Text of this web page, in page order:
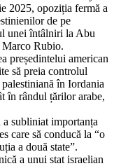
2025, opoziția fermă a
de pe
unei întâlniri la Abu
Marco Rubio.
președintelui american
să preia controlul
în Iordania
în rândul țărilor arabe,
subliniat importanța
care să conducă la “o
a două state”.
a unui stat israelian